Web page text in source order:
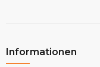
Informationen